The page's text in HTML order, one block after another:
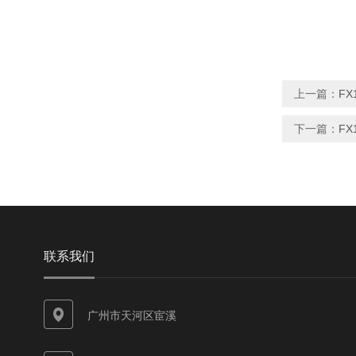
上一篇：
下一篇：
联系我们
广州市天河区宦溪